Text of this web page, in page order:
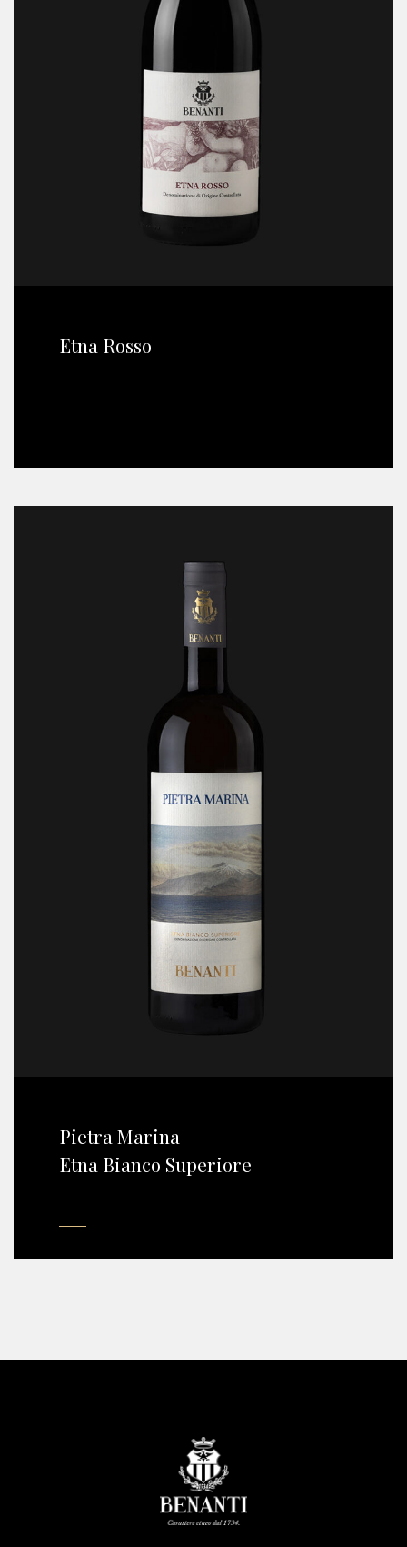
Etna Rosso
Pietra Marina
Etna Bianco Superiore